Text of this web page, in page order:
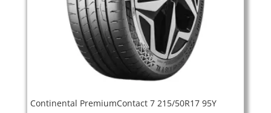
Continental PremiumContact 7 215/50R17 95Y